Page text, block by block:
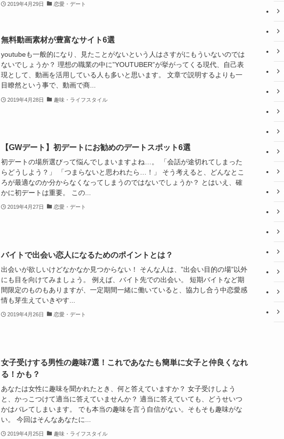
2019年4月29日 恋愛・デート
無料動画素材が豊富なサイト6選
youtubeも一般的になり、見たことがないという人はさすがにもういないのでは
ないでしょうか？ 理想の職業の中に”YOUTUBER”が挙がってくる現代、自己表
現として、動画を活用している人も多いと思います。 文章で説明するよりも一
目瞭然という事で、動画で商...
2019年4月28日 趣味・ライフスタイル
【GWデート】初デートにお勧めのデートスポット6選
初デートの場所選びって悩んでしまいますよね…。 「会話が途切れてしまった
らどうしよう？」 「つまらないと思われたら…！」 そう考えると、どんなとこ
ろが最適なのか分からなくなってしまうのではないでしょうか？ とはいえ、確
かに初デートは重要。 この...
2019年4月27日 恋愛・デート
バイトで出会い恋人になるためのポイントとは？
出会いが欲しいけどなかなか見つからない！ そんな人は、”出会い目的の場”以外
にも目を向けてみましょう。 例えば、バイト先での出会い。 短期バイトなど期
間限定のものもありますが、一定期間一緒に働いていると、協力し合う中恋愛感
情も芽生えていきやす...
2019年4月26日 恋愛・デート
女子受けする男性の趣味7選！これであなたも簡単に女子と仲良くなれ
る！かも？
あなたは女性に趣味を聞かれたとき、何と答えていますか？ 女子受けしよう
と、かっこつけて適当に答えていませんか？ 適当に答えていても、どうせいつ
かはバレてしまいます。 でも本当の趣味を言う自信がない。そもそも趣味がな
い。 今回はそんなあなたに...
2019年4月25日 趣味・ライフスタイル